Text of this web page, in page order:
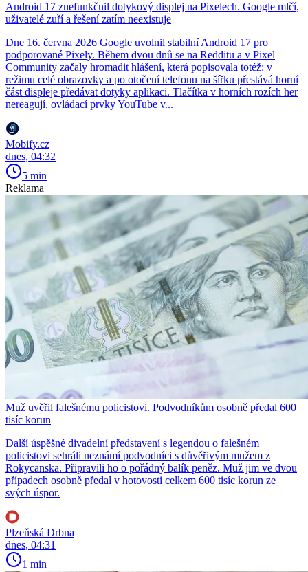
Android 17 znefunkčnil dotykový displej na Pixelech. Google mlčí,
uživatelé zuří a řešení zatím neexistuje
Dne 16. června 2026 Google uvolnil stabilní Android 17 pro
podporované Pixely. Během dvou dnů se na Redditu a v Pixel
Community začaly hromadit hlášení, která popisovala totéž: v
režimu celé obrazovky a po otočení telefonu na šířku přestává horní
část displeje předávat dotyky aplikaci. Tlačítka v horních rozích her
nereagují, ovládací prvky YouTube v...
Mobify.cz
dnes, 04:32
5 min
Reklama
Muž uvěřil falešnému policistovi. Podvodníkům osobně předal 600
tisíc korun
Další úspěšné divadelní představení s legendou o falešném
policistovi sehráli neznámí podvodníci s důvěřivým mužem z
Rokycanska. Připravili ho o pořádný balík peněz. Muž jim ve dvou
případech osobně předal v hotovosti celkem 600 tisíc korun ze
svých úspor.
Plzeňská Drbna
dnes, 04:31
1 min